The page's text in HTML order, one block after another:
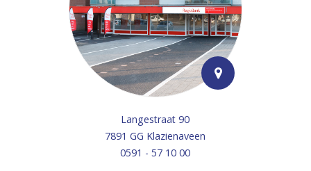
Langestraat 90
7891 GG Klazienaveen
0591 - 57 10 00